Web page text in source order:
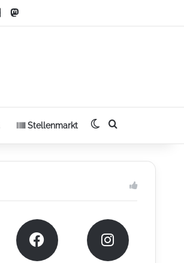
DiscordMastodon
Stellenmarkt Skin umschalten
Suche